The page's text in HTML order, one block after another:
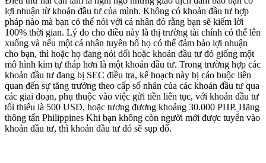
lợi nhuận từ khoản đầu tư của mình. Không có khoản đầu tư hợp
pháp nào mà bạn có thể nói với cá nhân đó rằng bạn sẽ kiếm lời
100% thời gian. Lý do cho điều này là thị trường tài chính có thể lên
xuống và nếu một cá nhân tuyên bố họ có thể đảm bảo lợi nhuận
cho bạn, thì hoặc họ đang nói dối hoặc khoản đầu tư đó giống một
mô hình kim tự tháp hơn là một khoản đầu tư. Trong trường hợp các
khoản đầu tư đang bị SEC điều tra, kế hoạch này bị cáo buộc liên
quan đến sự tăng trưởng theo cấp số nhân của các khoản đầu tư qua
các giai đoạn, phụ thuộc vào việc gửi tiền liên tục, với khoản đầu tư
tối thiểu là 500 USD, hoặc tương đương khoảng 30.000 PHP. Hãng
thông tấn Philippines Khi bạn không còn người mới được tuyển vào
khoản đầu tư, thì khoản đầu tư đó sẽ sụp đổ.